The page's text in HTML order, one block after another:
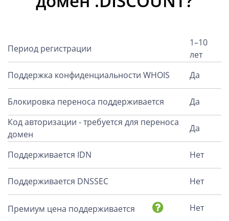
Период регистрации
1–10
лет
Поддержка конфиденциальности WHOIS
Да
Блокировка переноса поддерживается
Да
Код авторизации - требуется для переноса
домен
Да
Поддерживается IDN Нет
Поддерживается DNSSEC Нет
Премиум цена поддерживается Нет